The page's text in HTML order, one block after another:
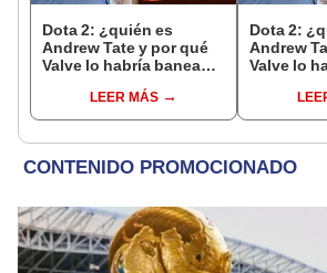
Dota 2: ¿quién es
Andrew Tate y por qué
Valve lo habría baneado
LEER MÁS
Dota 2:
Andrew
Valve lo